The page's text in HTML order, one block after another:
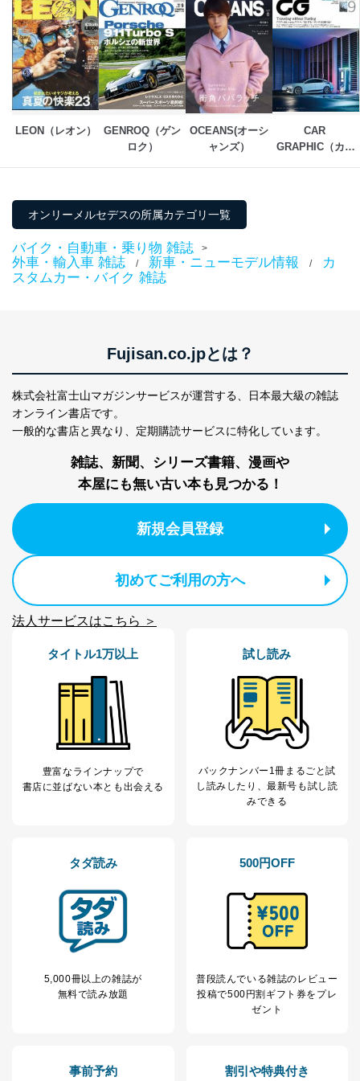
貴殿の個人情報及び当社の個人情報保護マネジメントシ
ステムに関するご相談及び苦情については以下までご連
絡ください。
適切、かつ迅速に対応させていただきます。
株式会社富士山マガジンサービス 個人情報問い合わせ
係
FAX：03-5459-7073
cs@fujisan.co.jp
代表取締役会長 西野 伸一郎
個人情報の取扱いについて
１．個人情報保護管理者
代表取締役会長 西野 伸一郎
個人情報保護管理者: 経営管理グループディレクター 前
田 嘉也
２．利用目的
当社が取り扱う開示対象個人情報の利用目的は次のとお
りです。
個人情報の種類 利用目的
の方の個人情報
商品代金回収のため
ｅメール等による商品、サービ
ス、キャンペーン等の広告の案内
のため
個人が特定できない形で取得した
析して、趣味・嗜好に
応じた新商品・サービスに関する
当社にお問合わせ
いただいた方の個
お問い合わせ対応、トラブル対
処、オペレーター教育など応対品
当社カスタマーQ＆
カスタマーQ＆Aサイトの投稿内容
ｅメール等によるカスタマーQ＆A
サイトのサービス内容のご案内の
採用応募者の方の
採用選考、ご連絡のため
当社の従業者の個
人情報
人事、総務などの雇用管理等のた
パートナー（提携
企業）からの委託
定期購読サービス
等をご利用の方の
提携企業及びお客様がご購入され
ル等による商品、
サービス、キャンペーン等の広告
に関するご案内のため
トに登録された方
処、オペレーター教育など応対品
LEON（レオン）
GENROQ（ゲン
ロク）
OCEANS(オーシ
ャンズ）
CAR
GRAPHIC（カー
オンリーメルセデスの所属カテゴリ一覧
バイク・自動車・乗り物 雑誌 >
外車・輸入車 雑誌 / 新車・ニューモデル情報 /
カ
スタムカー・バイク 雑誌
Fujisan.co.jpとは？
株式会社富士山マガジンサービスが運営する、
日本最大級の雑誌
オンライン書店です。
一般的な書店と異なり、 定期購読サービスに特化しています。
雑誌、新聞、シリーズ書籍、漫画や
本屋にも無い古い本も見つかる！
新規会員登録
初めてご利用の方へ
法人サービスはこちら ＞
タイトル1万以上
豊富なラインナップで
書店に並ばない本とも出会える
試し読み
バックナンバー1冊まるごと試
し読み したり、最新号も試し読
みできる
タダ読み
5,000冊以上の雑誌が
無料で読み放題
500円OFF
普段読んでいる雑誌のレビュー
投稿で500円割ギフト券をプレ
ゼント
事前予約 割引や特典付き